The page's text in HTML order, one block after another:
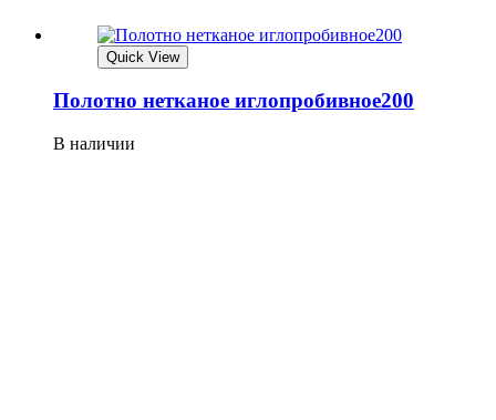
Quick View
Полотно нетканое иглопробивное200
В наличии